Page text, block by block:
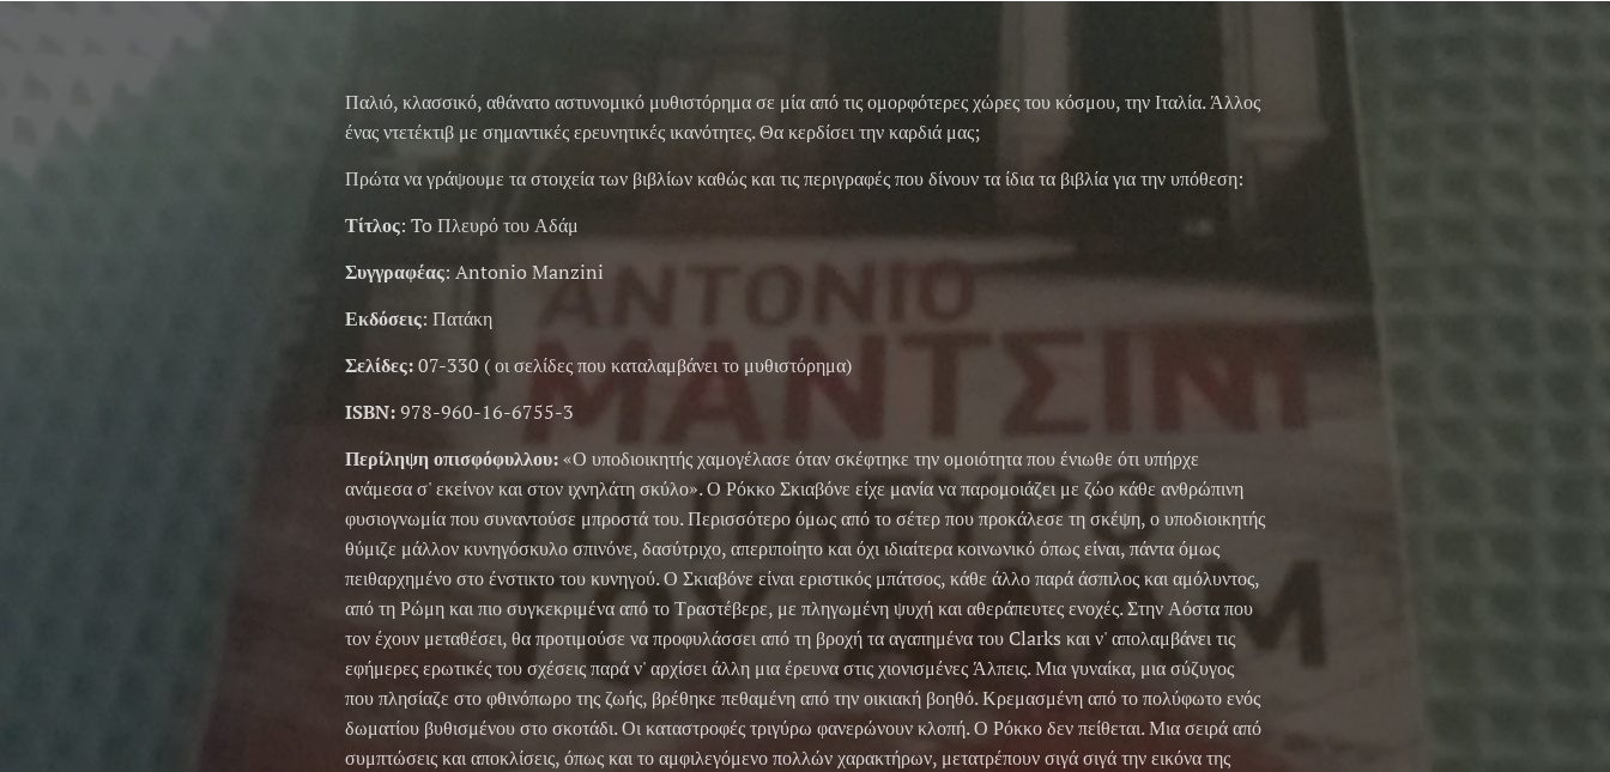
Παλιό, κλασσικό, αθάνατο αστυνομικό μυθιστόρημα σε μία από τις ομορφότερες χώρες του κόσμου, την Ιταλία. Άλλος
ένας ντετέκτιβ με σημαντικές ερευνητικές ικανότητες. Θα κερδίσει την καρδιά μας;
Πρώτα να γράψουμε τα στοιχεία των βιβλίων καθώς και τις περιγραφές που δίνουν τα ίδια τα βιβλία για την υπόθεση:
Τίτλος: To Πλευρό του Αδάμ
Συγγραφέας: Antonio Manzini
Εκδόσεις: Πατάκη
Σελίδες:07-330 ( οι σελίδες που καταλαμβάνει το μυθιστόρημα)
ISBN:978-960-16-6755-3
Περίληψη οπισφόφυλλου:«Ο υποδιοικητής χαμογέλασε όταν σκέφτηκε την ομοιότητα που ένιωθε ότι υπήρχε
ανάμεσα σ' εκείνον και στον ιχνηλάτη σκύλο». Ο Ρόκκο Σκιαβόνε είχε μανία να παρομοιάζει με ζώο κάθε ανθρώπινη
φυσιογνωμία που συναντούσε μπροστά του. Περισσότερο όμως από το σέτερ που προκάλεσε τη σκέψη, ο υποδιοικητής
θύμιζε μάλλον κυνηγόσκυλο σπινόνε, δασύτριχο, απεριποίητο και όχι ιδιαίτερα κοινωνικό όπως είναι, πάντα όμως
πειθαρχημένο στο ένστικτο του κυνηγού. Ο Σκιαβόνε είναι εριστικός μπάτσος, κάθε άλλο παρά άσπιλος και αμόλυντος,
από τη Ρώμη και πιο συγκεκριμένα από το Τραστέβερε, με πληγωμένη ψυχή και αθεράπευτες ενοχές. Στην Αόστα που
τον έχουν μεταθέσει, θα προτιμούσε να προφυλάσσει από τη βροχή τα αγαπημένα του Clarks και ν' απολαμβάνει τις
εφήμερες ερωτικές του σχέσεις παρά ν' αρχίσει άλλη μια έρευνα στις χιονισμένες Άλπεις. Μια γυναίκα, μια σύζυγος
που πλησίαζε στο φθινόπωρο της ζωής, βρέθηκε πεθαμένη από την οικιακή βοηθό. Κρεμασμένη από το πολύφωτο ενός
δωματίου βυθισμένου στο σκοτάδι. Οι καταστροφές τριγύρω φανερώνουν κλοπή. Ο Ρόκκο δεν πείθεται. Μια σειρά από
συμπτώσεις και αποκλίσεις, όπως και το αμφιλεγόμενο πολλών χαρακτήρων, μετατρέπουν σιγά σιγά την εικόνα της